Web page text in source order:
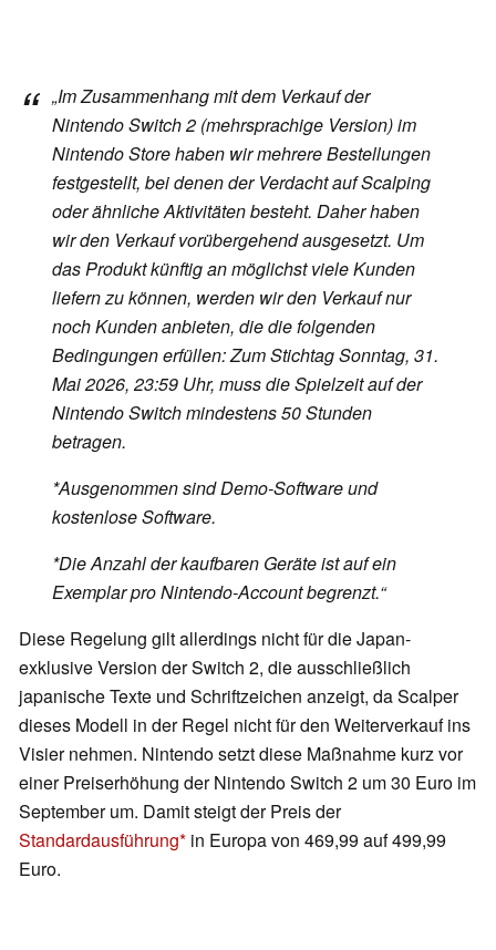
„Im Zusammenhang mit dem Verkauf der
Nintendo Switch 2 (mehrsprachige Version) im
Nintendo Store haben wir mehrere Bestellungen
festgestellt, bei denen der Verdacht auf Scalping
oder ähnliche Aktivitäten besteht. Daher haben
wir den Verkauf vorübergehend ausgesetzt. Um
das Produkt künftig an möglichst viele Kunden
liefern zu können, werden wir den Verkauf nur
noch Kunden anbieten, die die folgenden
Bedingungen erfüllen: Zum Stichtag Sonntag, 31.
Mai 2026, 23:59 Uhr, muss die Spielzeit auf der
Nintendo Switch mindestens 50 Stunden
betragen.
*Ausgenommen sind Demo-Software und
kostenlose Software.
*Die Anzahl der kaufbaren Geräte ist auf ein
Exemplar pro Nintendo-Account begrenzt.“
Diese Regelung gilt allerdings nicht für die Japan-
exklusive Version der Switch 2, die ausschließlich
japanische Texte und Schriftzeichen anzeigt, da Scalper
dieses Modell in der Regel nicht für den Weiterverkauf ins
Visier nehmen. Nintendo setzt diese Maßnahme kurz vor
einer Preiserhöhung der Nintendo Switch 2 um 30 Euro im
September um. Damit steigt der Preis der
Standardausführung in Europa von 469,99 auf 499,99
Euro.